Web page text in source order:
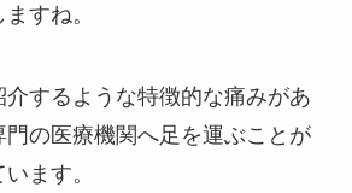
すね。
介するような特徴的な痛みがあ
門の医療機関へ足を運ぶことが
ます。